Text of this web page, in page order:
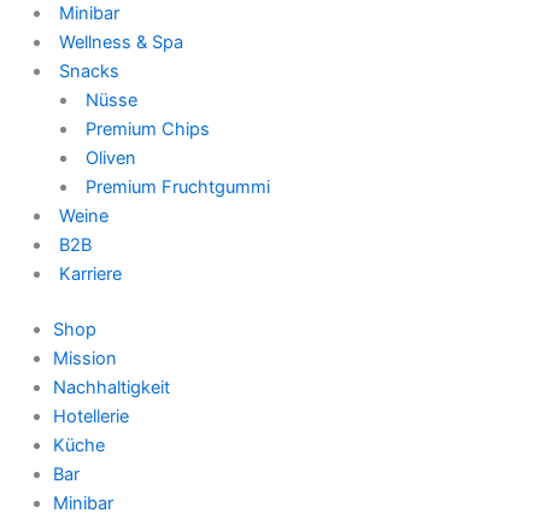
Minibar
Wellness & Spa
Snacks
Nüsse
Premium Chips
Oliven
Premium Fruchtgummi
Weine
B2B
Karriere
Shop
Mission
Nachhaltigkeit
Hotellerie
Küche
Bar
Minibar